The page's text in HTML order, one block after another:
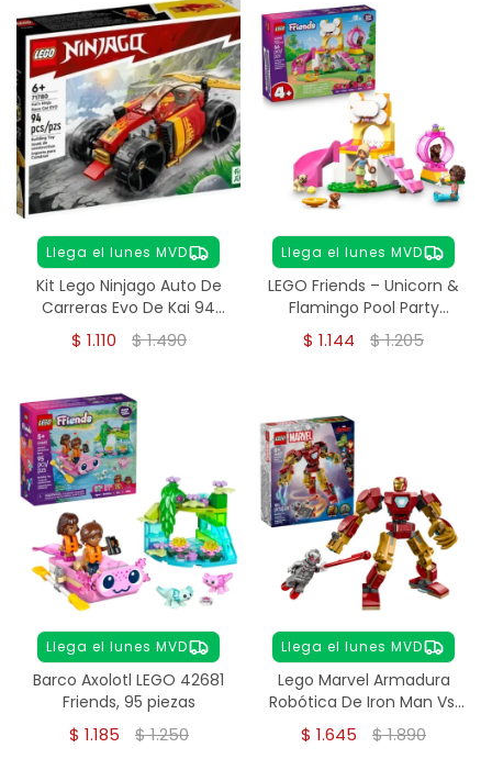
Llega el lunes MVD
Kit Lego Ninjago Auto De
Carreras Evo De Kai 94
Pcs
$ 1.110 $1.490
Llega el lunes MVD
LEGO Friends – Unicorn &
Flamingo Pool Party
(42658)
$ 1.144 $1.205
Llega el lunes MVD
Barco Axolotl LEGO 42681
Friends, 95 piezas
$ 1.185 $1.250
Llega el lunes MVD
Lego Marvel Armadura
Robótica De Iron Man Vs.
Ultrón 76307
$ 1.645 $1.890